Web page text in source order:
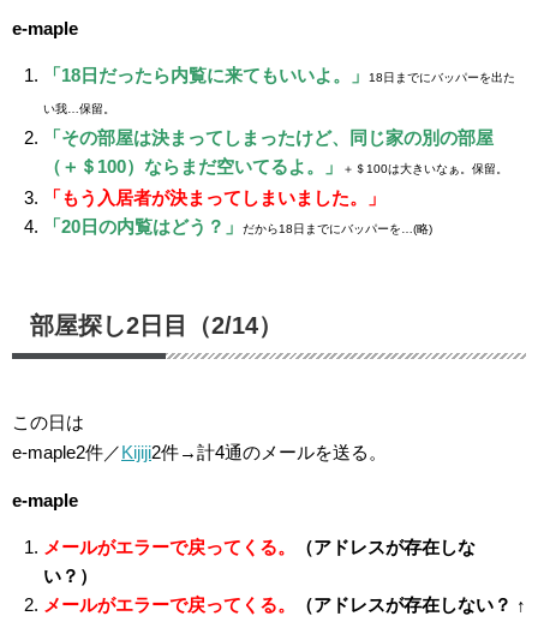
e-maple
「18日だったら内覧に来てもいいよ。」 18日までにバッパーを出た
い我…保留。
「その部屋は決まってしまったけど、同じ家の別の部屋
（＋＄100）ならまだ空いてるよ。」
＋＄100は大きいなぁ。保留。
「もう入居者が決まってしまいました。」
「20日の内覧はどう？」
だから18日までにバッパーを…(略)
部屋探し2日目（2/14）
この日は
e-maple2件／Kijiji2件→計4通のメールを送る。
e-maple
メールがエラーで戻ってくる。
（アドレスが存在しな
い？）
メールがエラーで戻ってくる。
（アドレスが存在しない？ ↑